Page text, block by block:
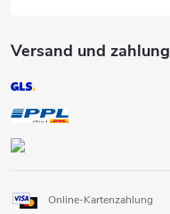
Versand und zahlung
Online-Kartenzahlung